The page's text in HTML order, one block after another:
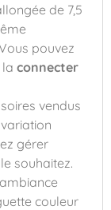
de 7,5
pouvez
connecter
vendus
gérer
souhaitez.
couleur